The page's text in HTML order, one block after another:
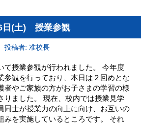
日(土) 授業参観
投稿者: 准校長
て授業参観が行われました。 今年度
参観を行っており、本日は２回めとな
者やご家族の方がお子さまの学習の様
りました。 現在、校内では授業見学
同士が授業力の向上に向け、お互いの
みを実施しているところです。 それ